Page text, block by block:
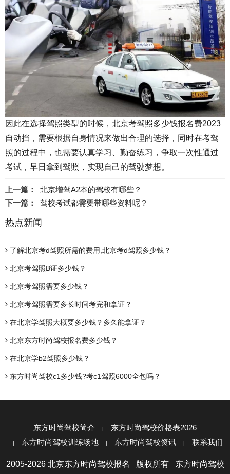
因此在选择驾照类型的时候，北京考驾照多少钱报名费2023
自动挡，需要根据自身情况来做出合理的选择，同时在考驾
照的过程中，也需要认真学习、勤奋练习，争取一次性通过
考试，早日拿到驾照，实现自己的驾驶梦想。
上一篇：
北京增驾A2本的驾校有哪些？
下一篇：
驾校考试都需要带哪些资料呢？
热点新闻
​了解北京考d驾照所需的费用,北京考d驾照多少钱？
北京考驾照B证多少钱？
北京考驾照需要多少钱？
北京考驾照需要多长时间考完和拿证？
在北京学驾照大概要多少钱？多久能拿证？
北京东方时尚驾校报名费多少钱？
在北京学b2驾照多少钱？
东方时尚驾校c1多少钱?考c1驾照6000全包吗？
东方时尚驾校简介
东方时尚驾校价格表2026
东方时尚驾校训练场地
东方时尚驾校资讯 联系我们
2005-2026 北京东方时尚驾校报名 版权所有 东方时尚驾校